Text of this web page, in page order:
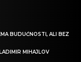
BUDUĆNOSTI, ALI BEZ
MIHAJLOV